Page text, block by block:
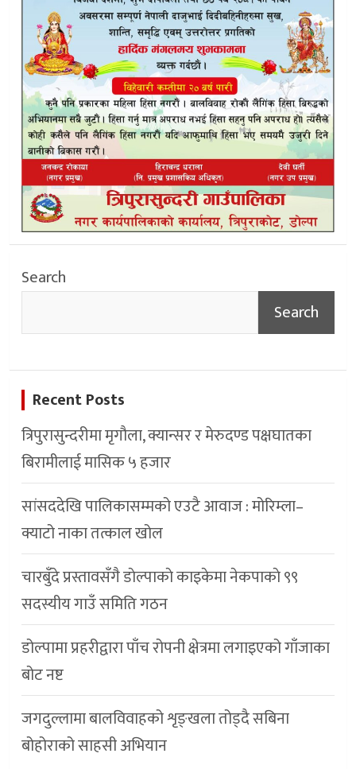
Search
Search
Recent Posts
त्रिपुरासुन्दरीमा मृगौला, क्यान्सर र मेरुदण्ड पक्षघातका
बिरामीलाई मासिक ५ हजार
सांसददेखि पालिकासम्मको एउटै आवाज : मोरिम्ला–
क्याटो नाका तत्काल खोल
चारबुँदे प्रस्तावसँगै डाेल्पाकाे काइकेमा नेकपाकाे ९९
सदस्यीय गाउँ समिति गठन
डोल्पामा प्रहरीद्वारा पाँच रोपनी क्षेत्रमा लगाइएको गाँजाका
बोट नष्ट
जगदुल्लामा बालविवाहको शृङ्खला तोड्दै सबिना
बोहोराको साहसी अभियान